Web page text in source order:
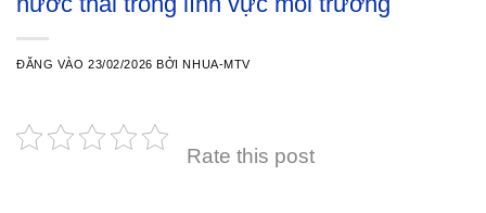
ĐĂNG VÀO23/02/2026 BỞINHUA-MTV
Rate this post